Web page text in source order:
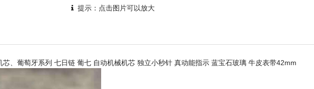
提示：点击图片可以放大
、葡萄牙系列 七日链 葡七 自动机械机芯 独立小秒针 真动能指示 蓝宝石玻璃 牛皮表带42mm